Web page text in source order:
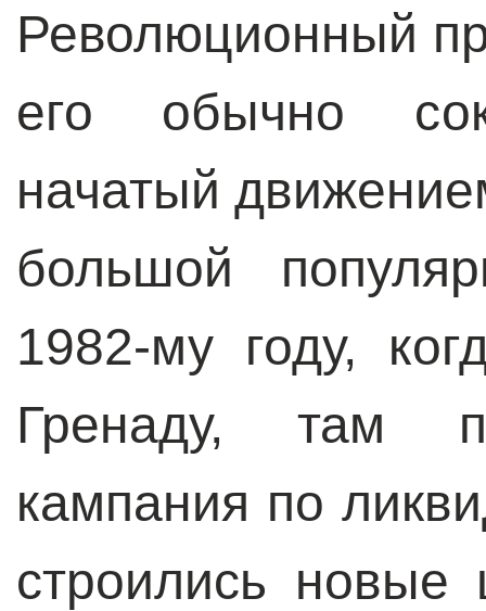
Революционный
его обычно
начатый
большой
1982-му году,
Гренаду, там
кампания по
строились новые